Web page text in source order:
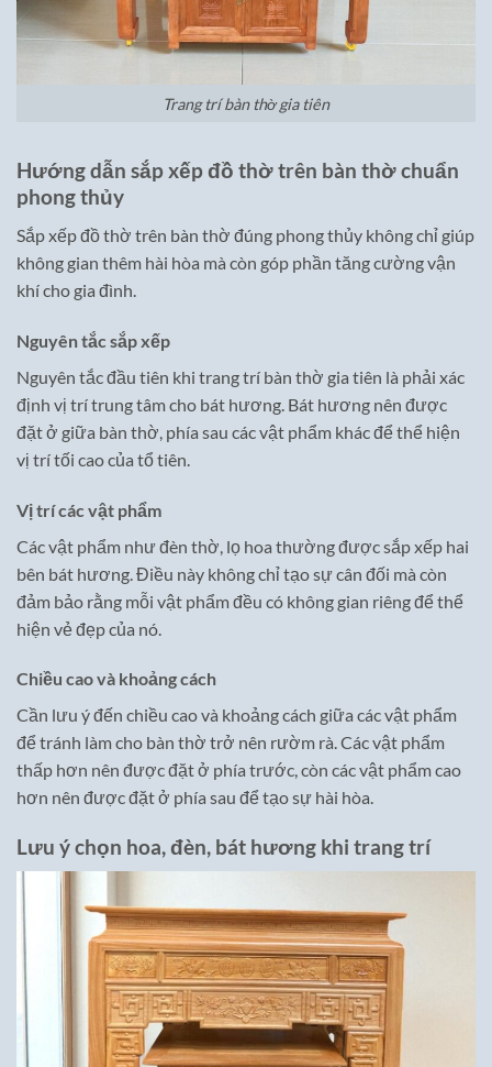
Trang trí bàn thờ gia tiên
Hướng dẫn sắp xếp đồ thờ trên bàn thờ chuẩn
phong thủy
Sắp xếp đồ thờ trên bàn thờ đúng phong thủy không chỉ giúp
không gian thêm hài hòa mà còn góp phần tăng cường vận
khí cho gia đình.
Nguyên tắc sắp xếp
Nguyên tắc đầu tiên khi trang trí bàn thờ gia tiên là phải xác
định vị trí trung tâm cho bát hương. Bát hương nên được
đặt ở giữa bàn thờ, phía sau các vật phẩm khác để thể hiện
vị trí tối cao của tổ tiên.
Vị trí các vật phẩm
Các vật phẩm như đèn thờ, lọ hoa thường được sắp xếp hai
bên bát hương. Điều này không chỉ tạo sự cân đối mà còn
đảm bảo rằng mỗi vật phẩm đều có không gian riêng để thể
hiện vẻ đẹp của nó.
Chiều cao và khoảng cách
Cần lưu ý đến chiều cao và khoảng cách giữa các vật phẩm
để tránh làm cho bàn thờ trở nên rườm rà. Các vật phẩm
thấp hơn nên được đặt ở phía trước, còn các vật phẩm cao
hơn nên được đặt ở phía sau để tạo sự hài hòa.
Lưu ý chọn hoa, đèn, bát hương khi trang trí